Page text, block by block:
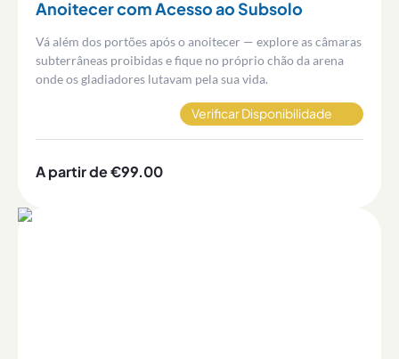
Anoitecer com Acesso ao Subsolo
Vá além dos portões após o anoitecer — explore as câmaras
subterrâneas proibidas e fique no próprio chão da arena
onde os gladiadores lutavam pela sua vida.
Verificar Disponibilidade
A partir de €99.00